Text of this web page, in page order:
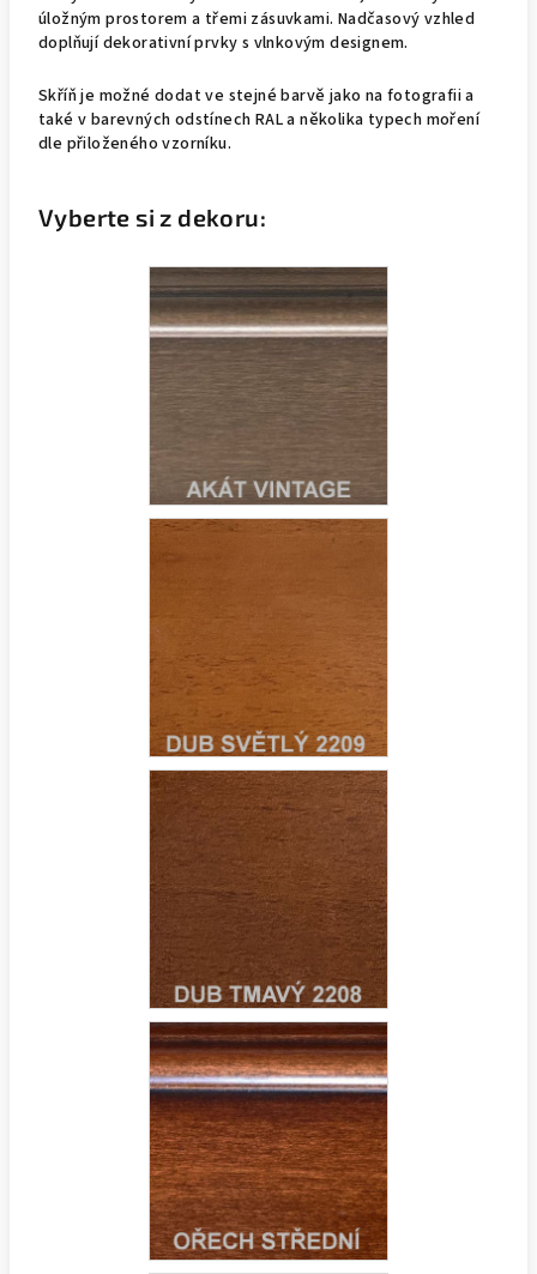
úložným prostorem a třemi zásuvkami. Nadčasový vzhled
doplňují dekorativní prvky s vlnkovým designem.
Skříň je možné dodat ve stejné barvě jako na fotografii a
také v barevných odstínech RAL a několika typech moření
dle přiloženého vzorníku.
Vyberte si z dekoru: